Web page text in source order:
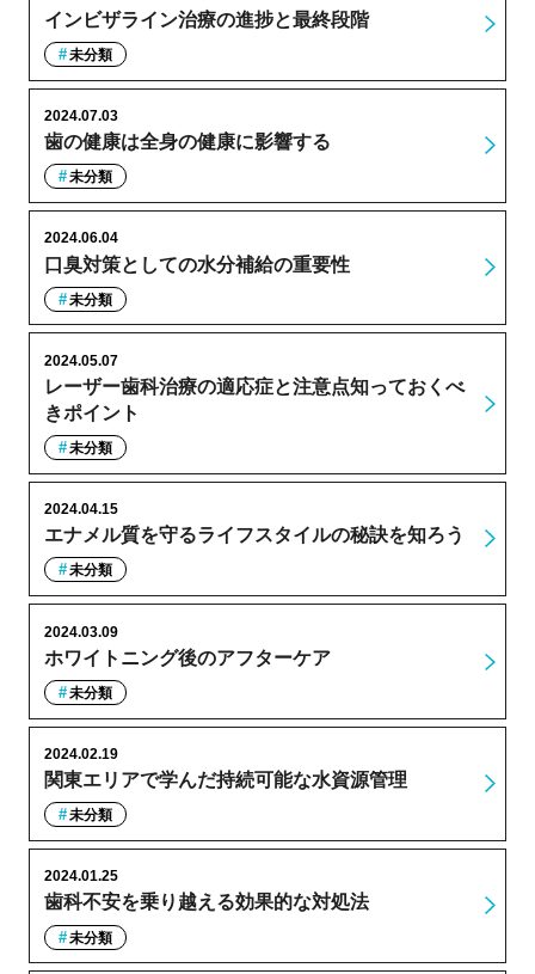
インビザライン治療の進捗と最終段階
未分類
歯の健康は全身の健康に影響する
2024.07.03
未分類
口臭対策としての水分補給の重要性
2024.06.04
未分類
レーザー歯科治療の適応症と注意点知っておくべ
きポイント
2024.05.07
未分類
エナメル質を守るライフスタイルの秘訣を知ろう
2024.04.15
未分類
ホワイトニング後のアフターケア
2024.03.09
未分類
関東エリアで学んだ持続可能な水資源管理
2024.02.19
未分類
歯科不安を乗り越える効果的な対処法
2024.01.25
未分類